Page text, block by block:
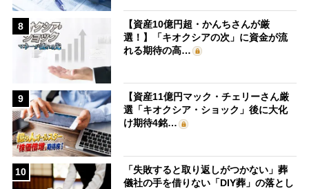
8
【資産10億円超・かんちさんが厳
選！】「キオクシアの次」に資金が流
れる期待の高…
9
【資産11億円マック・チェリーさん厳
選「キオクシア・ショック」後に大化
け期待4銘…
10
「失敗すると取り返しがつかない」葬
儀社の手を借りない「DIY葬」の落とし